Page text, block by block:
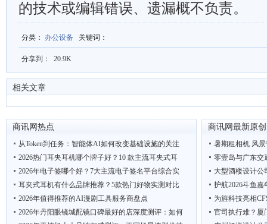
的技术或编辑错误、遗漏概不负责。
分类 ： 办公设备 关键词 ：
分享到： 20.9K
相关文章
商讯网热点
从Token到任务：智能体AI如何改变基础设施的关注
2026热门耳夹耳机哪个牌子好？10 款主流耳夹式耳
2026年电子签哪个好？7大主流电子签名平台综合实
耳夹式耳机有什么品牌推荐？5款热门好物实测对比
2026年值得推荐的AI漫剧工具服务商盘点
2026年丹阳眼镜城配镜口碑最好的店深度测评：如何
商讯网最新原创
暑期租相机 风
零壹岛与广东交
大型酒楼设计公
护航2026斗鱼
为旌科技亮相
官司执行难？厦